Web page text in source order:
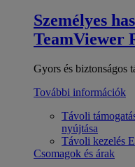
Személyes
TeamViewer
Gyors és biztonságos
További információk
Távoli
nyújtása
Távoli kezelés
Csomagok és árak